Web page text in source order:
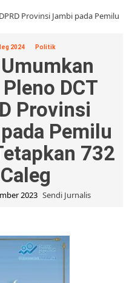
2024 Politik
DCT
Provinsi
Pemilu
732
Caleg
2023 Sendi Jurnalis